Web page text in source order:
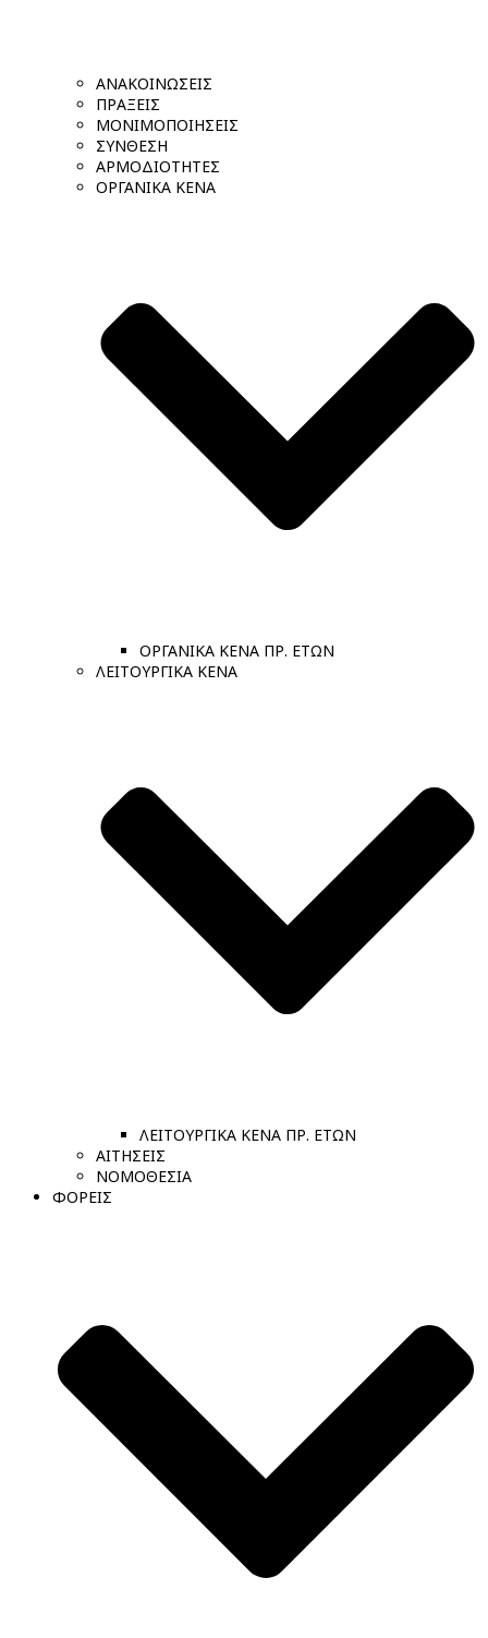
ΑΝΑΚΟΙΝΩΣΕΙΣ
ΠΡΑΞΕΙΣ
ΜΟΝΙΜΟΠΟΙΗΣΕΙΣ
ΣΥΝΘΕΣΗ
ΑΡΜΟΔΙΟΤΗΤΕΣ
ΟΡΓΑΝΙΚΑ ΚΕΝΑ
ΟΡΓΑΝΙΚΑ ΚΕΝΑ ΠΡ. ΕΤΩΝ
ΛΕΙΤΟΥΡΓΙΚΑ ΚΕΝΑ
ΛΕΙΤΟΥΡΓΙΚΑ ΚΕΝΑ ΠΡ. ΕΤΩΝ
ΑΙΤΗΣΕΙΣ
ΝΟΜΟΘΕΣΙΑ
ΦΟΡΕΙΣ